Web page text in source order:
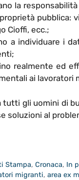
la
pubblica:
Cioffi, ecc.;
a individuare i
realmente ed
ai lavoratori
tutti gli uomini di
soluzioni al
Stampa,Cronaca, In
migranti,area ex